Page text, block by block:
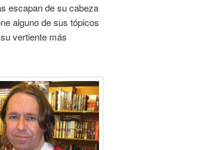
escapan de su cabeza
alguno de sus tópicos
vertiente más